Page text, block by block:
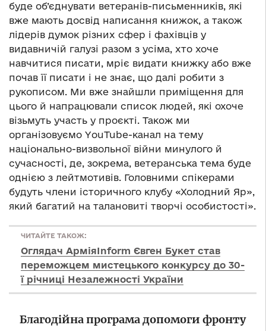
буде об’єднувати ветеранів-письменників, які
вже мають досвід написання книжок, а також
лідерів думок різних сфер і фахівців у
видавничій галузі разом з усіма, хто хоче
навчитися писати, мріє видати книжку або вже
почав її писати і не знає, що далі робити з
рукописом. Ми вже знайшли приміщення для
цього й напрацювали список людей, які охоче
візьмуть участь у проєкті. Також ми
організовуємо YouTube-канал на тему
національно-визвольної війни минулого й
сучасності, де, зокрема, ветеранська тема буде
однією з лейтмотивів. Головними спікерами
будуть члени історичного клубу «Холодний Яр»,
який багатий на талановиті творчі особистості».
ЧИТАЙТЕ ТАКОЖ:
Оглядач АрміяInform Євген Букет став
переможцем мистецького конкурсу до 30-
ї річниці Незалежності України
Благодійна програма допомоги фронту